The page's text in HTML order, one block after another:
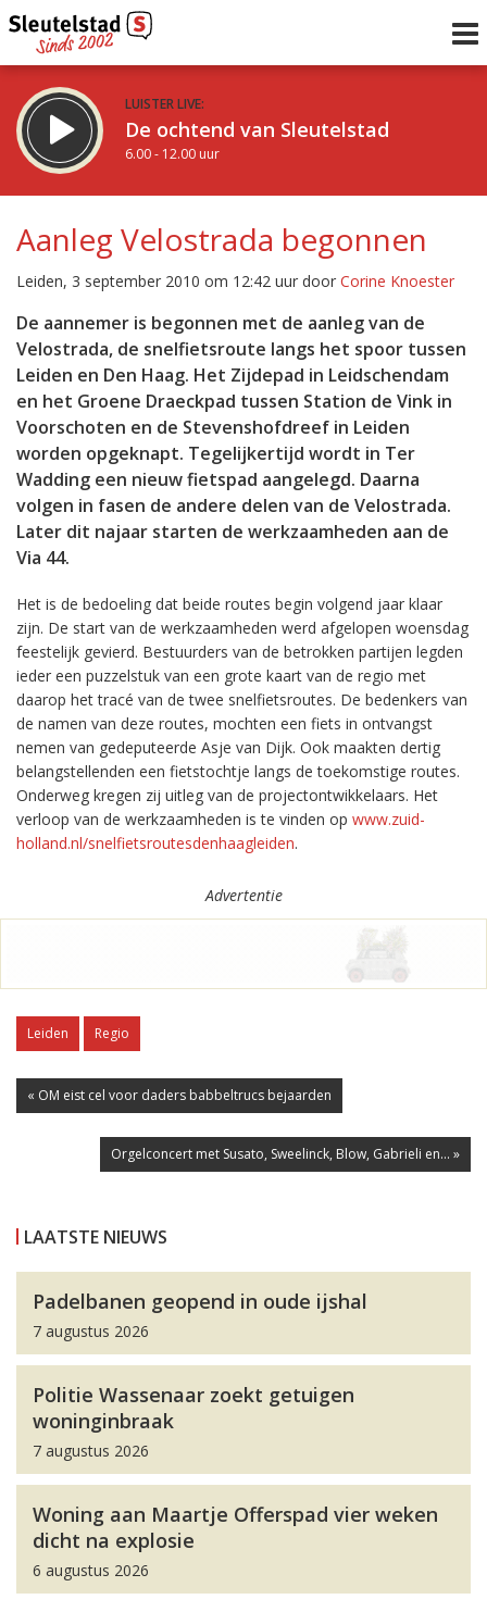
LUISTER LIVE:
De ochtend van Sleutelstad
6.00 - 12.00 uur
De middag van Sleutelstad
12.00 - 18.00 uur
Vorig uur
Volgend uur
Inklappen
Aanleg Velostrada begonnen
Leiden, 3 september 2010 om 12:42 uur door Corine Knoester
De aannemer is begonnen met de aanleg van de
Velostrada, de snelfietsroute langs het spoor tussen
Leiden en Den Haag. Het Zijdepad in Leidschendam
en het Groene Draeckpad tussen Station de Vink in
Voorschoten en de Stevenshofdreef in Leiden
worden opgeknapt. Tegelijkertijd wordt in Ter
Wadding een nieuw fietspad aangelegd. Daarna
volgen in fasen de andere delen van de Velostrada.
Later dit najaar starten de werkzaamheden aan de
Via 44.
Het is de bedoeling dat beide routes begin volgend jaar klaar
zijn. De start van de werkzaamheden werd afgelopen woensdag
feestelijk gevierd. Bestuurders van de betrokken partijen legden
ieder een puzzelstuk van een grote kaart van de regio met
daarop het tracé van de twee snelfietsroutes. De bedenkers van
de namen van deze routes, mochten een fiets in ontvangst
nemen van gedeputeerde Asje van Dijk. Ook maakten dertig
belangstellenden een fietstochtje langs de toekomstige routes.
Onderweg kregen zij uitleg van de projectontwikkelaars. Het
verloop van de werkzaamheden is te vinden op www.zuid-
holland.nl/snelfietsroutesdenhaagleiden.
Advertentie
Leiden Regio
« OM eist cel voor daders babbeltrucs bejaarden
Orgelconcert met Susato, Sweelinck, Blow, Gabrieli en... »
LAATSTE NIEUWS
Padelbanen geopend in oude ijshal
7 augustus 2026
Politie Wassenaar zoekt getuigen
woninginbraak
7 augustus 2026
Woning aan Maartje Offerspad vier weken
dicht na explosie
6 augustus 2026